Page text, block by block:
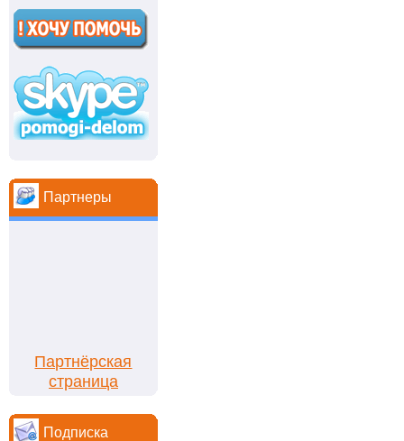
Партнеры
Партнёрская
страница
Подписка